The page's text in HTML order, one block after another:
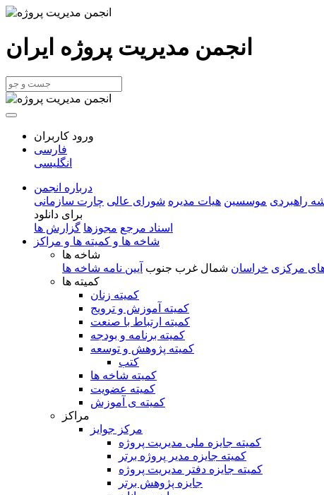
انجمن مدیریت پروژه ایران
ورود کاربران
فارسی
انگلیسی
درباره انجمن
راهبردی موسسین هیات مدیره شورای عالی چارت سازمانی
برای دانلود
اسناد مرجع مجوزها گزارش ها
شاخه ها و کمیته ها و مراکز
شاخه ها
های مرکزی خراسان شمال غرب جنوب آیین نامه شاخه ها
کمیته ها
کمیته زنان
کمیته آموزش و ترویج
کمیته ارتباط با صنعت
کمیته برنامه و بودجه
کمیته پژوهش و توسعه
کتب
کمیته شاخه ها
کمیته عضویت
کمیته ی آموزش
مراکز
مرکز جوایز
کمیته جایزه ملی مدیریت پروژه
کمیته جایزه مدیر پروژه برتر
کمیته جایزه دفتر مدیریت پروژه
جایزه پژوهش برتر